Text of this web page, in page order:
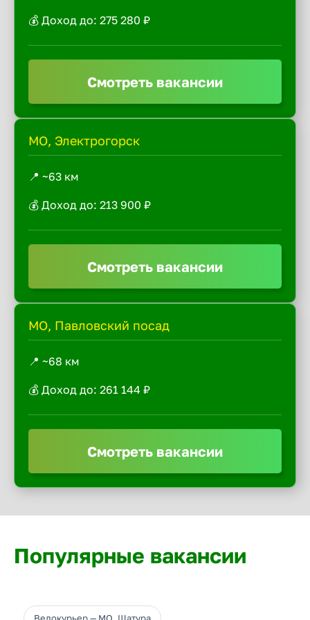
💰 Доход до: 275 280 ₽
Смотреть вакансии
МО, Электрогорск
📍 ~63 км
💰 Доход до: 213 900 ₽
Смотреть вакансии
МО, Павловский посад
📍 ~68 км
💰 Доход до: 261 144 ₽
Смотреть вакансии
Популярные вакансии